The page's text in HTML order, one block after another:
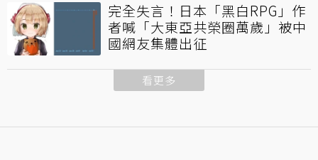
完全失言！日本「黑白RPG」作
者喊「大東亞共榮圈萬歲」被中
國網友集體出征
看更多